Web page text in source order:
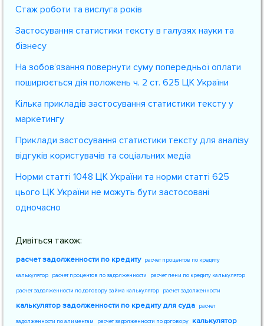
Стаж роботи та вислуга років
Застосування статистики тексту в галузях науки та
бізнесу
На зобов’язання повернути суму попередньої оплати
поширюється дія положень ч. 2 ст. 625 ЦК України
Кілька прикладів застосування статистики тексту у
маркетингу
Приклади застосування статистики тексту для аналізу
відгуків користувачів та соціальних медіа
Норми статті 1048 ЦК України та норми статті 625
цього ЦК України не можуть бути застосовані
одночасно
Дивіться також:
расчет задолженности по кредиту расчет процентов по кредиту
калькулятор расчет процентов по задолженности расчет пени по кредиту калькулятор
расчет задолженности по договору займа калькулятор расчет задолженности
калькулятор задолженности по кредиту для суда расчет
задолженности по алиментам расчет задолженности по договору калькулятор